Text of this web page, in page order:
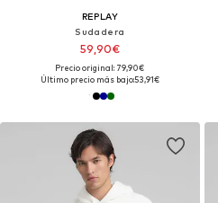
REPLAY
Sudadera
59,90€
Precio original: 79,90€
Último precio más bajo:53,91€